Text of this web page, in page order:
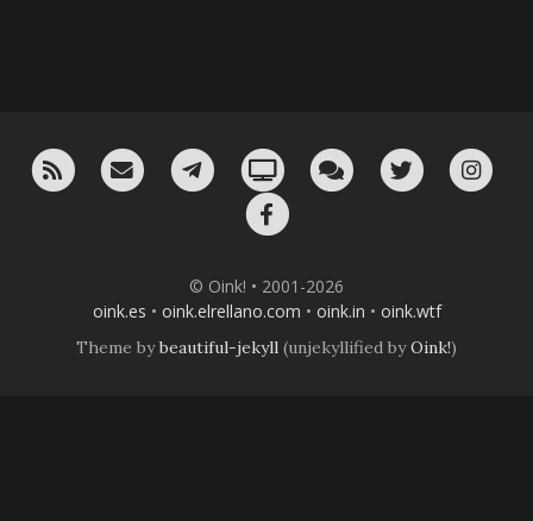
RSS ¡Mándame un email!¡Nuestro canal en Telegram!
Oink! TV Charla con nosotros
Twitter
© Oink! • 2001-2026
oink.es • oink.elrellano.com • oink.in • oink.wtf
Theme bybeautiful-jekyll (unjekyllified byOink!)